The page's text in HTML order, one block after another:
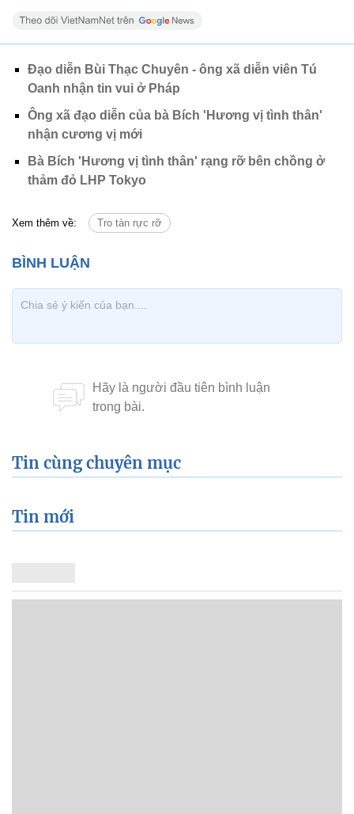
Đạo diễn Bùi Thạc Chuyên - ông xã diễn viên Tú
Oanh nhận tin vui ở Pháp
Ông xã đạo diễn của bà Bích 'Hương vị tình thân'
nhận cương vị mới
Bà Bích 'Hương vị tình thân' rạng rỡ bên chồng ở
thảm đỏ LHP Tokyo
Xem thêm về: Tro tàn rực rỡ
Tin cùng chuyên mục
Tin mới